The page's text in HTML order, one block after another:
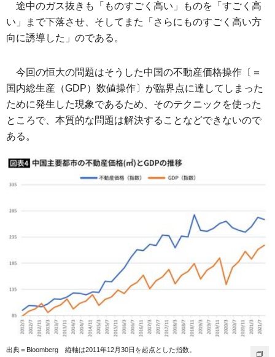
途中のガス抜きも「ものすごく高い」ものを「すごく高
い」まで下落させ、そしてまた「さらにものすごく高い方
向に誘導した」のである。
今回の恒大の問題はそうした中国の不動産価格操作〔＝
国内総生産（GDP）数値操作〕が臨界点に達してしまった
ために発生した現象であるため、そのテクニックを使った
ところで、本質的な問題は解決することなどできないので
ある。
出典＝Bloomberg 縦軸は2011年12月30日を起点とした指数。